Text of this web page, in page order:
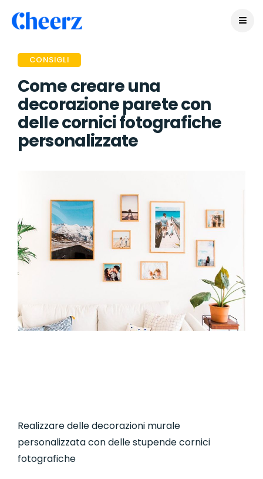
CONSIGLI
Come creare una
decorazione parete con
delle cornici fotografiche
personalizzate
Realizzare delle decorazioni murale
personalizzata con delle stupende cornici
fotografiche